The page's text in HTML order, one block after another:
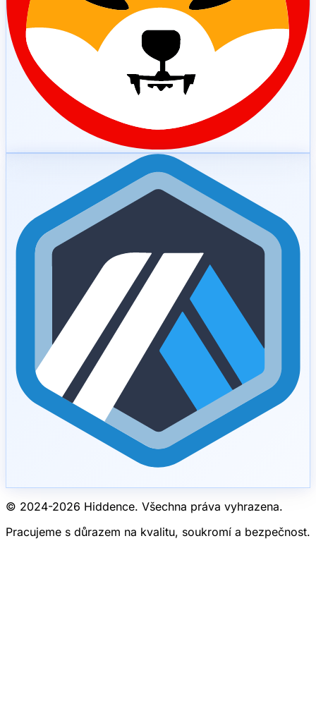
© 2024-2026 Hiddence. Všechna práva vyhrazena.
Pracujeme s důrazem na kvalitu, soukromí a bezpečnost.